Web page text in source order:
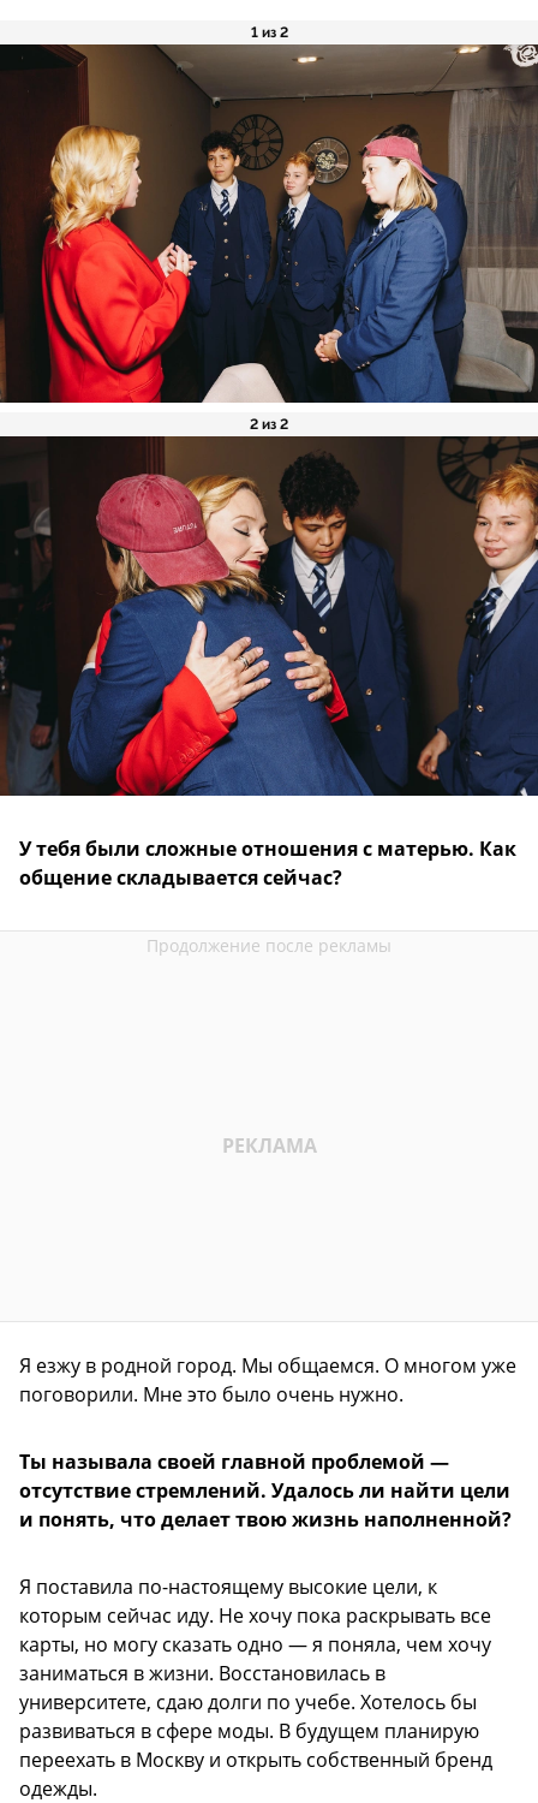
1 из 2
2 из 2
У тебя были сложные отношения с матерью. Как
общение складывается сейчас?
Я езжу в родной город. Мы общаемся. О многом уже
поговорили. Мне это было очень нужно.
Ты называла своей главной проблемой —
отсутствие стремлений. Удалось ли найти цели
и понять, что делает твою жизнь наполненной?
Я поставила по-настоящему высокие цели, к
которым сейчас иду. Не хочу пока раскрывать все
карты, но могу сказать одно — я поняла, чем хочу
заниматься в жизни. Восстановилась в
университете, сдаю долги по учебе. Хотелось бы
развиваться в сфере моды. В будущем планирую
переехать в Москву и открыть собственный бренд
одежды.